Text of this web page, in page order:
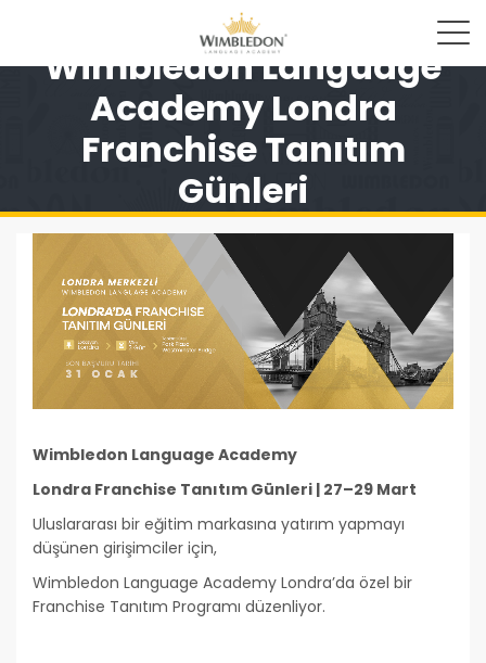
Wimbledon Language
Academy Londra
Franchise Tanıtım
Günleri
Wimbledon Language Academy
Londra Franchise Tanıtım Günleri | 27–29 Mart
Uluslararası bir eğitim markasına yatırım yapmayı
düşünen girişimciler için,
Wimbledon Language Academy Londra’da özel bir
Franchise Tanıtım Programı düzenliyor.